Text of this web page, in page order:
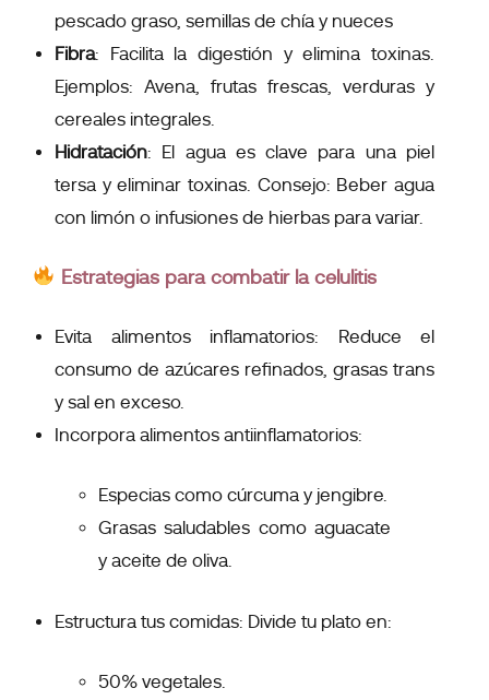
pescado graso, semillas de chía y nueces
Fibra: Facilita la digestión y elimina toxinas.
Ejemplos: Avena, frutas frescas, verduras y
cereales integrales.
Hidratación: El agua es clave para una piel
tersa y eliminar toxinas. Consejo: Beber agua
con limón o infusiones de hierbas para variar.
Estrategias para combatir la celulitis
Evita alimentos inflamatorios: Reduce el
consumo de azúcares refinados, grasas trans
y sal en exceso.
Incorpora alimentos antiinflamatorios:
Especias como cúrcuma y jengibre.
Grasas saludables como aguacate
y aceite de oliva.
Estructura tus comidas: Divide tu plato en:
50% vegetales.